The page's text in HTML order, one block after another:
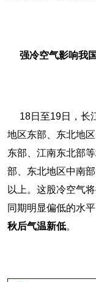
强冷空气影响我
18日至19日，长
地区东部、东北地
东部、江南东北部
部、东北地区中南
以上。这股冷空气
同期明显偏低的水平
秋后气温新低。